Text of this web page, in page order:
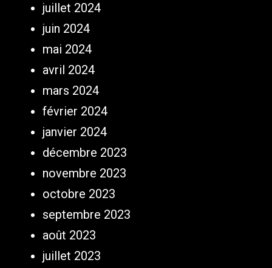
juillet 2024
juin 2024
mai 2024
avril 2024
mars 2024
février 2024
janvier 2024
décembre 2023
novembre 2023
octobre 2023
septembre 2023
août 2023
juillet 2023